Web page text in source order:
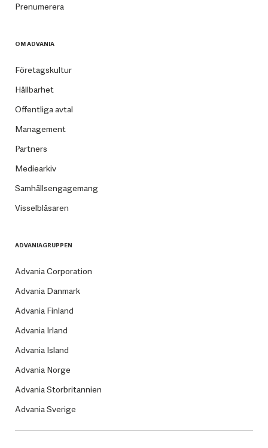
Prenumerera
OM ADVANIA
Företagskultur
Hållbarhet
Offentliga avtal
Management
Partners
Mediearkiv
Samhällsengagemang
Visselblåsaren
ADVANIAGRUPPEN
Advania Corporation
Advania Danmark
Advania Finland
Advania Irland
Advania Island
Advania Norge
Advania Storbritannien
Advania Sverige